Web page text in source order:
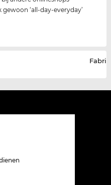
‘all-day-everyday’